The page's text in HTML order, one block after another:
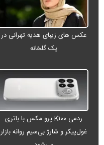
عکس های زیبای هدیه تهرانی در
یک گلخانه
ردمی K۱۰۰ پرو مکس با باتری
غول‌پیکر و شارژ بی‌سیم روانه بازار